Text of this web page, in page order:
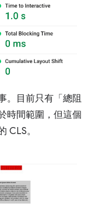
。目前只有「總阻
時間範圍，但這個
CLS。